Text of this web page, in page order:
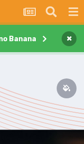
Banana ×